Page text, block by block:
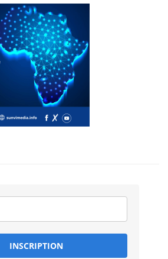
INSCRIPTION